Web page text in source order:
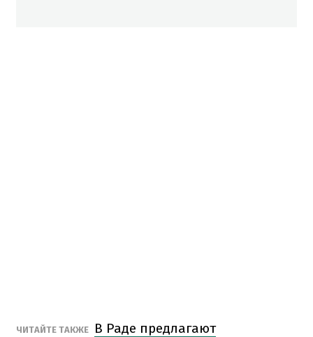
ЧИТАЙТЕ ТАКЖЕ
В Раде предлагают